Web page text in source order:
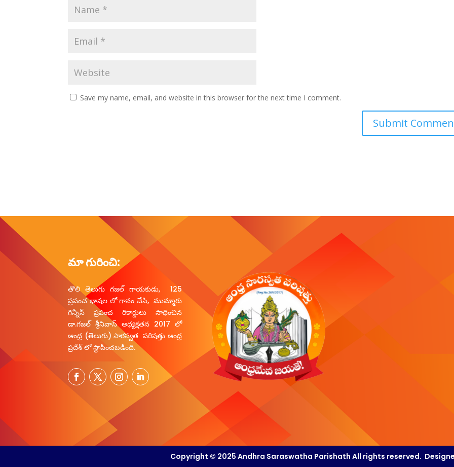
Save my name, email, and website in this browser for the next time I comment.
మా గురించి:
తొలి తెలుగు గజల్ గాయకుడు, 125
ప్రపంచ భాషల లో గానం చేసి, ముమ్మారు
గిన్నీస్ ప్రపంచ రికార్డులు సాధించిన
డా.గజల్ శ్రీనివాస్ అధ్యక్షతన 2017 లో
ఆంధ్ర (తెలుగు) సారస్వత పరిషత్తు ఆంధ్ర
ప్రదేశ్ లో స్థాపించబడింది.
Copyright © 2025 Andhra Saraswatha Parishath All rights reserved.